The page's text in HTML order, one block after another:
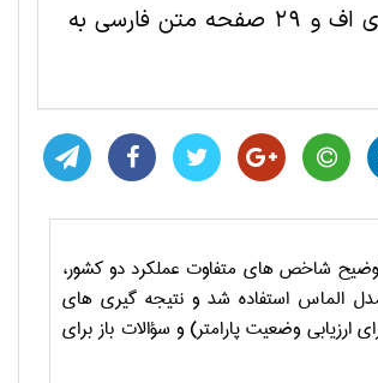
این مقاله ترجمه شده مدیریت جهانگردی شامل 13 صفحه انگلیسی به صورت پی دی اف و 29 صفحه متن فارسی به
توضیح شاخص های متفاوت عملکرد دو کشور،
الماس استفاده شد و نتیجه گیری های
و سؤالات باز برای